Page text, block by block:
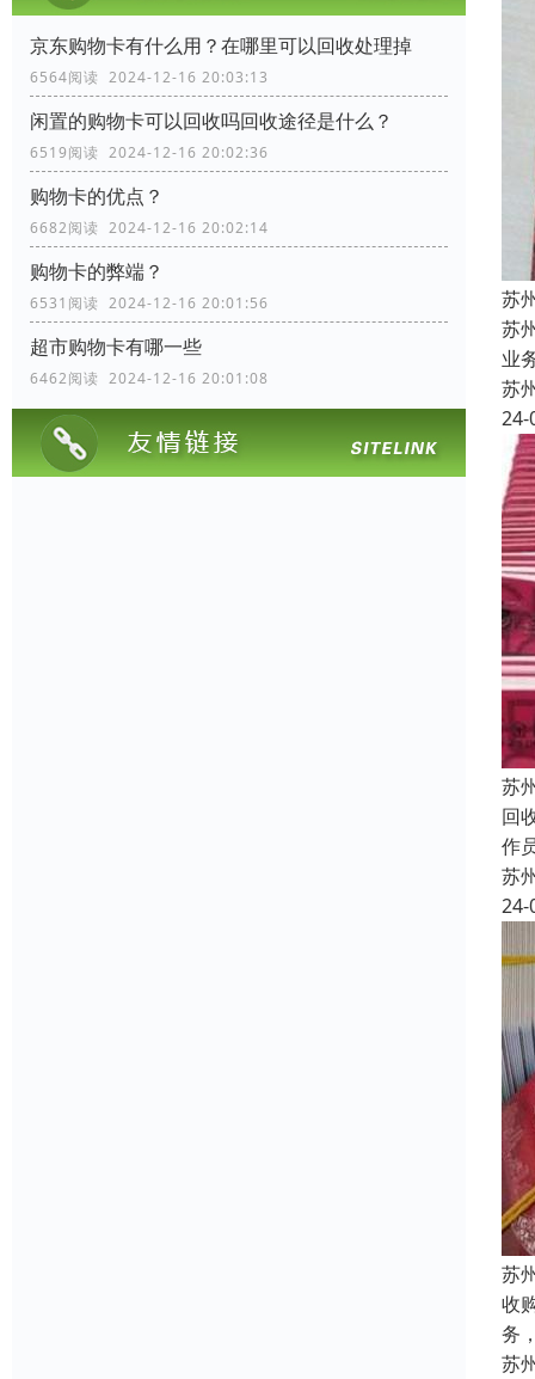
京东购物卡有什么用？在哪里可以回收处理掉
6564阅读 2024-12-16 20:03:13
闲置的购物卡可以回收吗回收途径是什么？
6519阅读 2024-12-16 20:02:36
购物卡的优点？
6682阅读 2024-12-16 20:02:14
购物卡的弊端？
6531阅读 2024-12-16 20:01:56
超市购物卡有哪一些
6462阅读 2024-12-16 20:01:08
苏
苏
业
苏
24-
苏
回
作
苏
24-
苏
收
务
苏